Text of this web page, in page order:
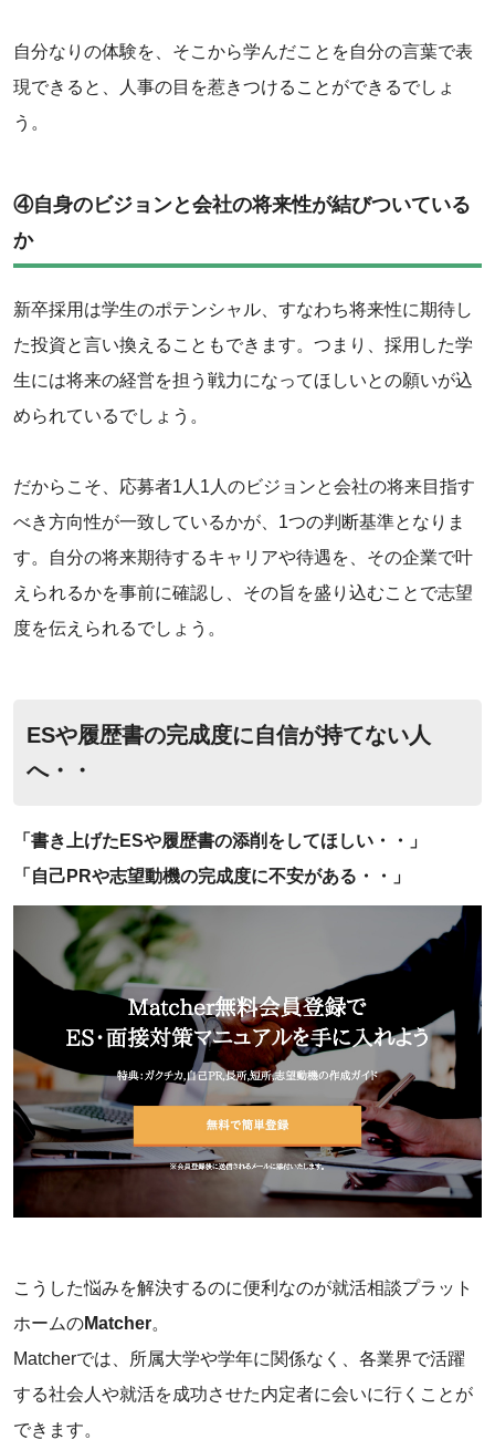
‌自分なりの体験を、そこから学んだことを自分の言葉で表
現できると、人事の目を惹きつけることができるでしょ
う。
④自身のビジョンと会社の将来性が結びついている
か
新卒採用は学生のポテンシャル、すなわち将来性に期待し
た投資と言い換えることもできます。つまり、採用した学
生には将来の経営を担う戦力になってほしいとの願いが込
められているでしょう。
‌だからこそ、応募者1人1人のビジョンと会社の将来目指す
べき方向性が一致しているかが、1つの判断基準となりま
す。自分の将来期待するキャリアや待遇を、その企業で叶
えられるかを事前に確認し、その旨を盛り込むことで志望
度を伝えられるでしょう。
ESや履歴書の完成度に自信が持てない人
へ・・
「書き上げたESや履歴書の添削をしてほしい・・」
「自己PRや志望動機の完成度に不安がある・・」
こうした悩みを解決するのに便利なのが就活相談プラット
ホームのMatcher。
Matcherでは、所属大学や学年に関係なく、各業界で活躍
する社会人や就活を成功させた内定者に会いに行くことが
できます。